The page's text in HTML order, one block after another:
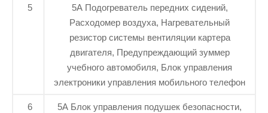
5
5А Подогреватель передних сидений,
Расходомер воздуха, Нагревательный
резистор системы вентиляции картера
двигателя, Предупреждающий зуммер
учебного автомобиля, Блок управления
электроники управления мобильного телефон
6
5А Блок управления подушек безопасности,